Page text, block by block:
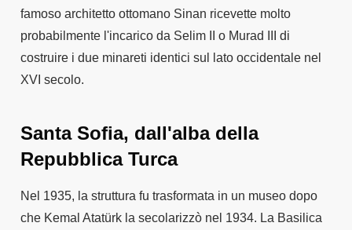
famoso architetto ottomano Sinan ricevette molto
probabilmente l'incarico da Selim II o Murad III di
costruire i due minareti identici sul lato occidentale nel
XVI secolo.
Santa Sofia, dall'alba della
Repubblica Turca
Nel 1935, la struttura fu trasformata in un museo dopo
che Kemal Atatürk la secolarizzò nel 1934. La Basilica